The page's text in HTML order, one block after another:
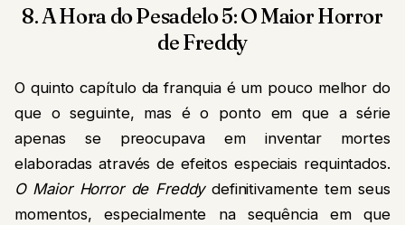
8. A Hora do Pesadelo 5: O Maior Horror
de Freddy
O quinto capítulo da franquia é um pouco melhor do
que o seguinte, mas é o ponto em que a série
apenas se preocupava em inventar mortes
elaboradas através de efeitos especiais requintados.
O Maior Horror de Freddydefinitivamente tem seus
momentos, especialmente na sequência em que